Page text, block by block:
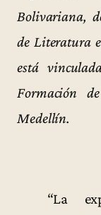
Bolivariana,
de Literatura
está
Formación
Medellín.
“La